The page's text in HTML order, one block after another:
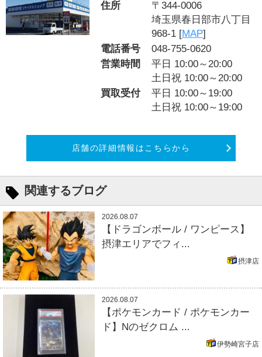
住所
〒344-0006
埼玉県春日部市八丁目
968-1 [MAP]
電話番号
048-755-0620
営業時間
平日 10:00～20:00
土日祝 10:00～20:00
買取受付
平日 10:00～19:00
土日祝 10:00～19:00
店舗の詳細情報はこちらから
関連するブログ
2026.08.07
【ドラゴンボール / ワンピース】
摂津エリアでフィ...
摂津店
2026.08.07
【ポケモンカード / ポケモンカー
ド】Nのゼクロム ...
伊勢崎宮子店